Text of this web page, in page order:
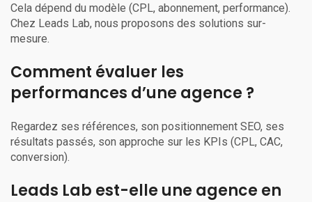
Cela dépend du modèle (CPL, abonnement, performance).
Chez Leads Lab, nous proposons des solutions sur-
mesure.
Comment évaluer les
performances d’une agence ?
Regardez ses références, son positionnement SEO, ses
résultats passés, son approche sur les KPIs (CPL, CAC,
conversion).
Leads Lab est-elle une agence en